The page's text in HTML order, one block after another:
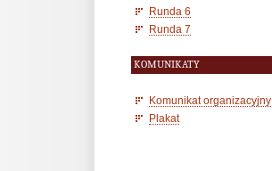
Runda 6
Runda 7
KOMUNIKATY
Komunikat organizacyjny
Plakat